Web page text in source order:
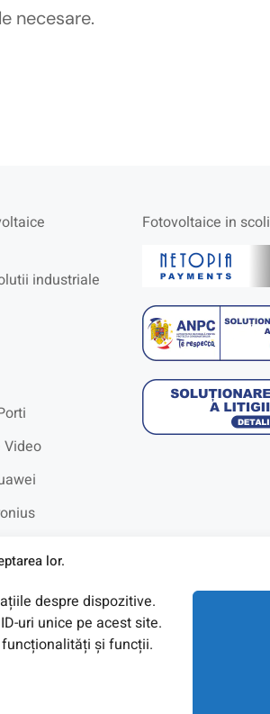
lor.
despre dispozitive.
uri unice pe acest site.
și funcții.
necesare.
industriale
Video
Fotovoltaice in scoli